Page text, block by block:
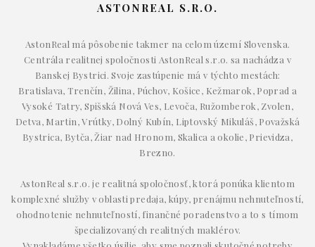
ASTONREAL S.R.O.
AstonReal má pôsobenie takmer na celom území Slovenska.
Centrála realitnej spoločnosti AstonReal s.r.o. sa nachádza v
Banskej Bystrici. Svoje zastúpenie má v týchto mestách:
Bratislava, Trenčín, Žilina, Púchov, Košice, Kežmarok, Poprad a
Vysoké Tatry, Spišská Nová Ves, Levoča, Ružomberok, Zvolen,
Detva, Martin, Vrútky, Dolný Kubín, Liptovský Mikuláš, Považská
Bystrica, Bytča, Žiar nad Hronom, Skalica a okolie, Prievidza,
Brezno.
AstonReal s.r.o. je realitná spoločnosť, ktorá ponúka klientom
komplexné služby v oblasti predaja, kúpy, prenájmu nehnuteľností,
ohodnotenie nehnuteľností, finančné poradenstvo a to s tímom
špecializovaných realitných maklérov.